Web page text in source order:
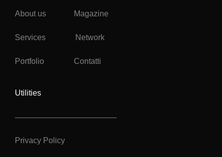
About us Magazine
Services Network
Portfolio Contatti
Utilities
Privacy Policy